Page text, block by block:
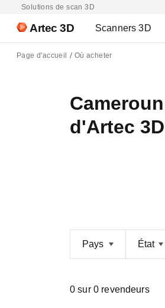
Solutions de scan 3D
Artec 3D Scanners 3D
Page d'accueil Où acheter
d'Artec 3D
Pays État
0 sur 0 revendeurs